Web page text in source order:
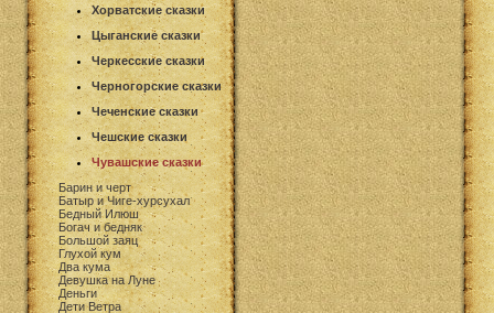
Хорватские сказки
Цыганские сказки
Черкесские сказки
Черногорские сказки
Чеченские сказки
Чешские сказки
Чувашские сказки
Барин и черт
Батыр и Чиге-хурсухал
Бедный Илюш
Богач и бедняк
Большой заяц
Глухой кум
Два кума
Девушка на Луне
Деньги
Дети Ветра